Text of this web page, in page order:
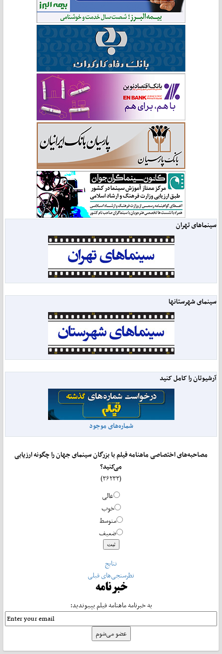
سینماهای تهران
سینمای شهرستانها
آرشیوتان را کامل کنید
شماره‌های موجود
مصاحبه‌های اختصاصی ماهنامه فیلم با بزرگان سینمای جهان را چگونه ارزیابی
می‌کنید؟
عالی
خوب
متوسط
ضعیف
نتایج
نظرسنجی‌های قبلی
خبرنامه
به خبرنامه ماهنامه فیلم بپیوندید: